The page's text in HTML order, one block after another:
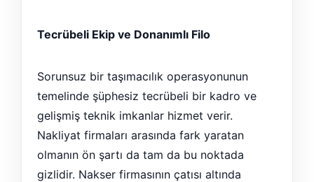
Tecrübeli Ekip ve Donanımlı Filo
Sorunsuz bir taşımacılık operasyonunun
temelinde şüphesiz tecrübeli bir kadro ve
gelişmiş teknik imkanlar hizmet verir.
Nakliyat firmaları arasında fark yaratan
olmanın ön şartı da tam da bu noktada
gizlidir. Nakser firmasının çatısı altında